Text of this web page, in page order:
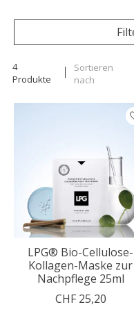
4
Produkte
Sortieren
nach
LPG® Bio-Cellulose-
Kollagen-Maske zur
Nachpflege 25ml
CHF 25,20